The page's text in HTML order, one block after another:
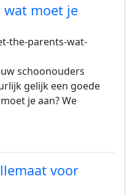
wat moet je
the-parents-wat-
schoonouders
gelijk een goede
je aan? We
voor